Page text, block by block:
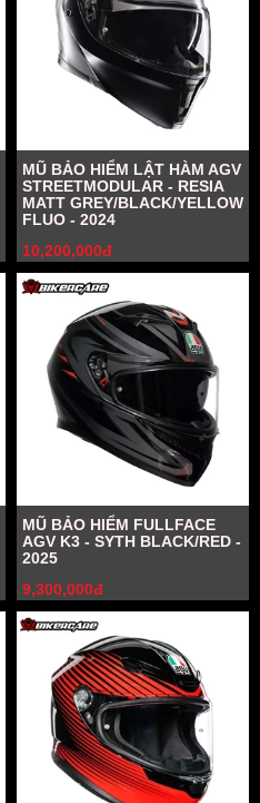
MŨ BẢO HIỂM LẬT HÀM AGV
STREETMODULAR - RESIA
MATT GREY/BLACK/YELLOW
FLUO - 2024
10,200,000đ
MŨ BẢO HIỂM FULLFACE
AGV K3 - SYTH BLACK/RED -
2025
9,300,000đ